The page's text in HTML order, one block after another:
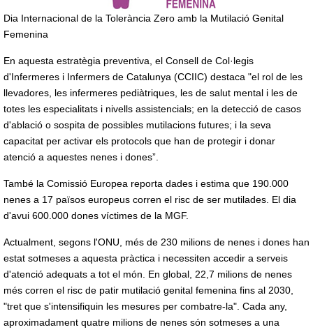
Dia Internacional de la Tolerància Zero amb la Mutilació Genital
Femenina
En aquesta estratègia preventiva, el Consell de Col·legis
d'Infermeres i Infermers de Catalunya (CCIIC) destaca "el rol de les
llevadores, les infermeres pediàtriques, les de salut mental i les de
totes les especialitats i nivells assistencials; en la detecció de casos
d'ablació o sospita de possibles mutilacions futures; i la seva
capacitat per activar els protocols que han de protegir i donar
atenció a aquestes nenes i dones”.
També la Comissió Europea reporta dades i estima que 190.000
nenes a 17 països europeus corren el risc de ser mutilades. El dia
d'avui 600.000 dones víctimes de la MGF.
Actualment, segons l'ONU, més de 230 milions de nenes i dones han
estat sotmeses a aquesta pràctica i necessiten accedir a serveis
d'atenció adequats a tot el món. En global, 22,7 milions de nenes
més corren el risc de patir mutilació genital femenina fins al 2030,
"tret que s'intensifiquin les mesures per combatre-la". Cada any,
aproximadament quatre milions de nenes són sotmeses a una